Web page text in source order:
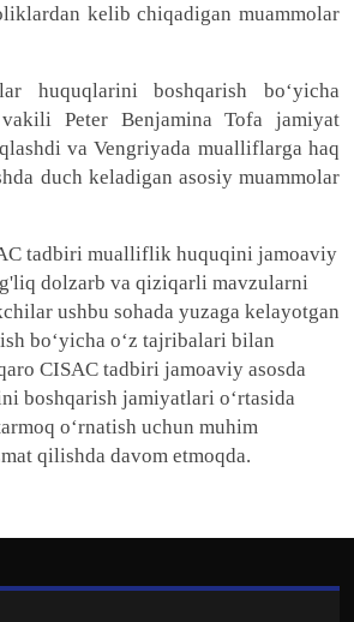
kelib chiqadigan muammolar
huquqlarini boshqarish bo‘yicha
Peter Benjamina Tofa jamiyat
va Vengriyada mualliflarga haq
duch keladigan asosiy muammolar
tadbiri mualliflik huquqini jamoaviy
dolzarb va qiziqarli mavzularni
ushbu sohada yuzaga kelayotgan
bo‘yicha o‘z tajribalari bilan
CISAC tadbiri jamoaviy asosda
boshqarish jamiyatlari o‘rtasida
o‘rnatish uchun muhim
qilishda davom etmoqda.